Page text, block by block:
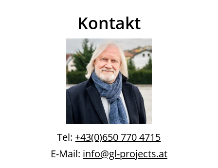
Kontakt
Tel: +43(0)650 770 4715
E-Mail: info@gl-projects.at